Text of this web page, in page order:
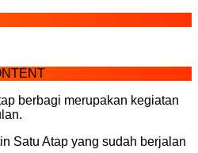
berbagi merupakan kegiatan
Satu Atap yang sudah berjalan